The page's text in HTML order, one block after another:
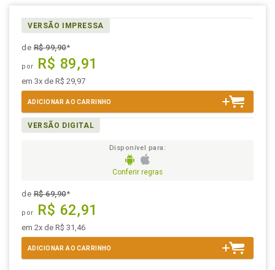
VERSÃO IMPRESSA
deR$ 99,90*
por R$ 89,91
em 3x de R$ 29,97
ADICIONAR AO CARRINHO
VERSÃO DIGITAL
Disponível para:
Conferir regras
deR$ 69,90*
por R$ 62,91
em 2x de R$ 31,46
ADICIONAR AO CARRINHO